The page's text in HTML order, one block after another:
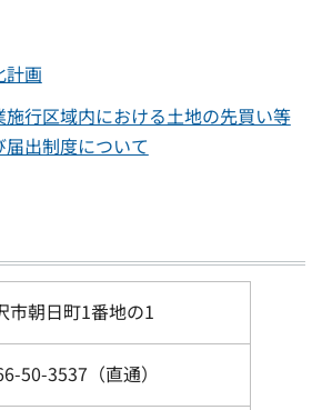
計画
行区域内における土地の先買い等
出制度について
市朝日町1番地の1
50-3537（直通）